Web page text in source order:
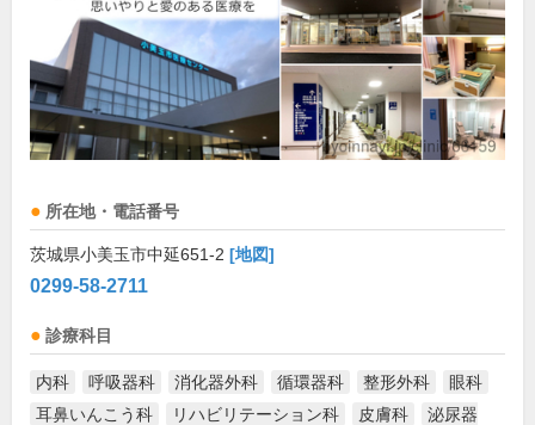
所在地・電話番号
茨城県小美玉市中延651-2 [地図]
0299-58-2711
診療科目
内科 呼吸器科 消化器外科 循環器科 整形外科
眼科
耳鼻いんこう科
リハビリテーション科 皮膚科
泌尿器